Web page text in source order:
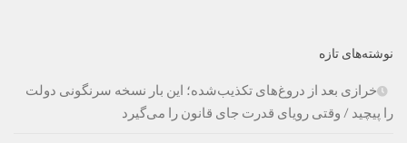
نوشته‌های تازه
خرازی بعد از دروغ‌های تکذیب‌شده؛ این بار نسخه سرنگونی دولت
را پیچید / وقتی رویای قدرت جای قانون را می‌گیرد